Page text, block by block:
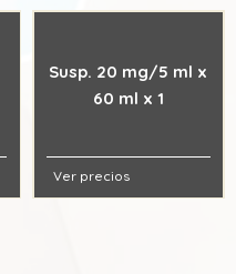
Susp. 20 mg/5 ml x
60 ml x 1
Ver precios